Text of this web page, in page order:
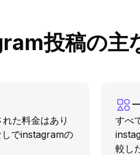
投稿の主
た料金はあり
しでinstagramの
すべ
較し